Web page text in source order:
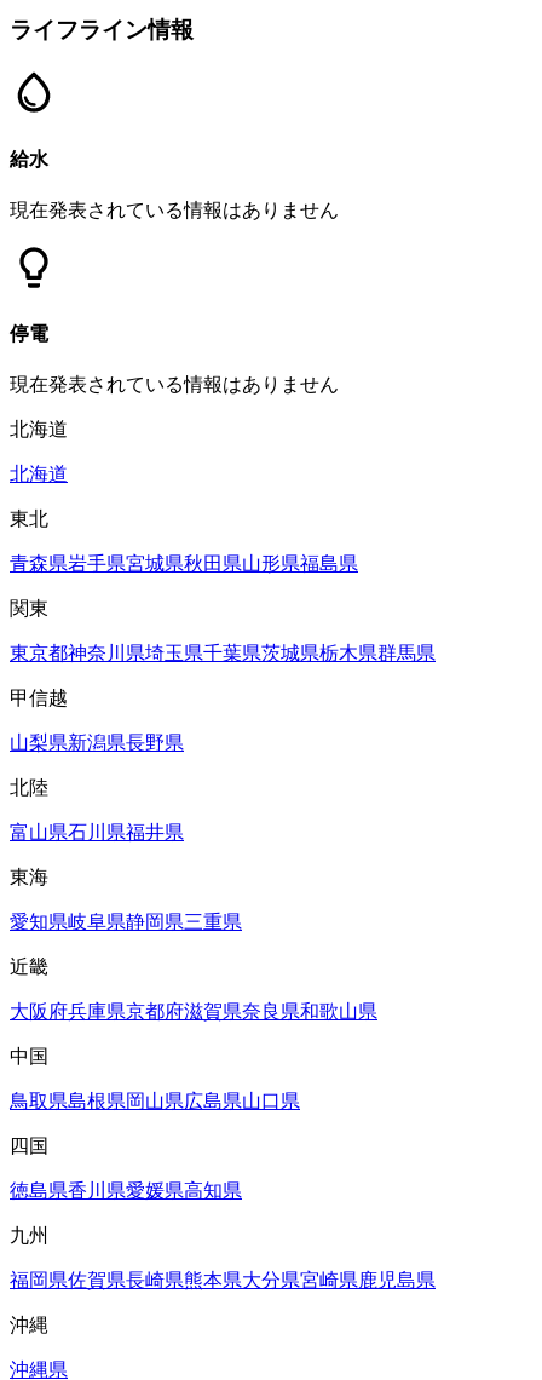
ライフライン情報
給水
現在発表されている情報はありません
停電
現在発表されている情報はありません
北海道
北海道
東北
青森県岩手県宮城県秋田県山形県福島県
関東
東京都神奈川県埼玉県千葉県茨城県栃木県群馬県
甲信越
山梨県新潟県長野県
北陸
富山県石川県福井県
東海
愛知県岐阜県静岡県三重県
近畿
大阪府兵庫県京都府滋賀県奈良県和歌山県
中国
鳥取県島根県岡山県広島県山口県
四国
徳島県香川県愛媛県高知県
九州
福岡県佐賀県長崎県熊本県大分県宮崎県鹿児島県
沖縄
沖縄県